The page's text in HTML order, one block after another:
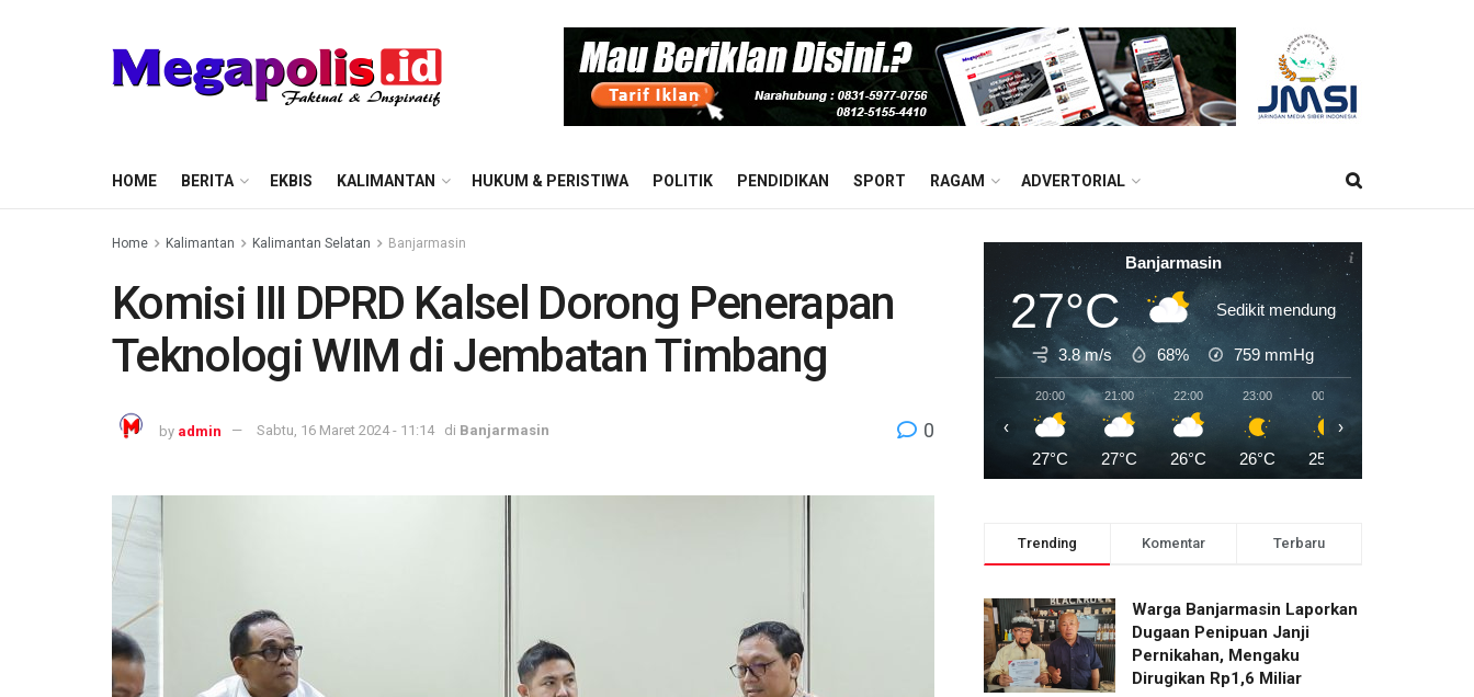
HOME BERITA EKBIS KALIMANTAN HUKUM & PERISTIWA POLITIK PENDIDIKAN SPORT RAGAM ADVERTORIAL
Home Kalimantan Kalimantan Selatan Banjarmasin
Komisi III DPRD Kalsel Dorong Penerapan
Teknologi WIM di Jembatan Timbang
by admin Sabtu, 16 Maret 2024 - 11:14 di Banjarmasin 0
Banjarmasin
27°C Sedikit mendung
3.8 m/s 68% 759 mmHg
20:00
27°C
21:00
27°C
22:00
26°C
23:00
26°C
00:00
25°C
‹ ›
Trending Komentar Terbaru
Warga Banjarmasin Laporkan
Dugaan Penipuan Janji
Pernikahan, Mengaku
Dirugikan Rp1,6 Miliar